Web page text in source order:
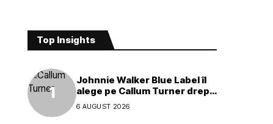
Top Insights
Johnnie Walker Blue Label îl
alege pe Callum Turner drept
noul ambasador global al
mărcii
6 AUGUST 2026